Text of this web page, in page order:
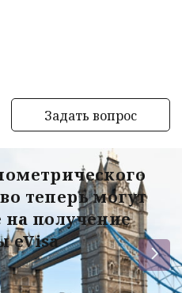
Задать вопрос
теперь могут
на получение
eVisa